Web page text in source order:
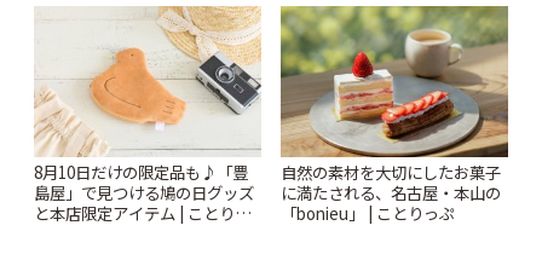
8月10日だけの限定品も♪「豊
島屋」で見つける鳩の日グッズ
と本店限定アイテム | ことりっ
自然の素材を大切にしたお菓子
に満たされる、名古屋・本山の
「bonieu」 | ことりっぷ